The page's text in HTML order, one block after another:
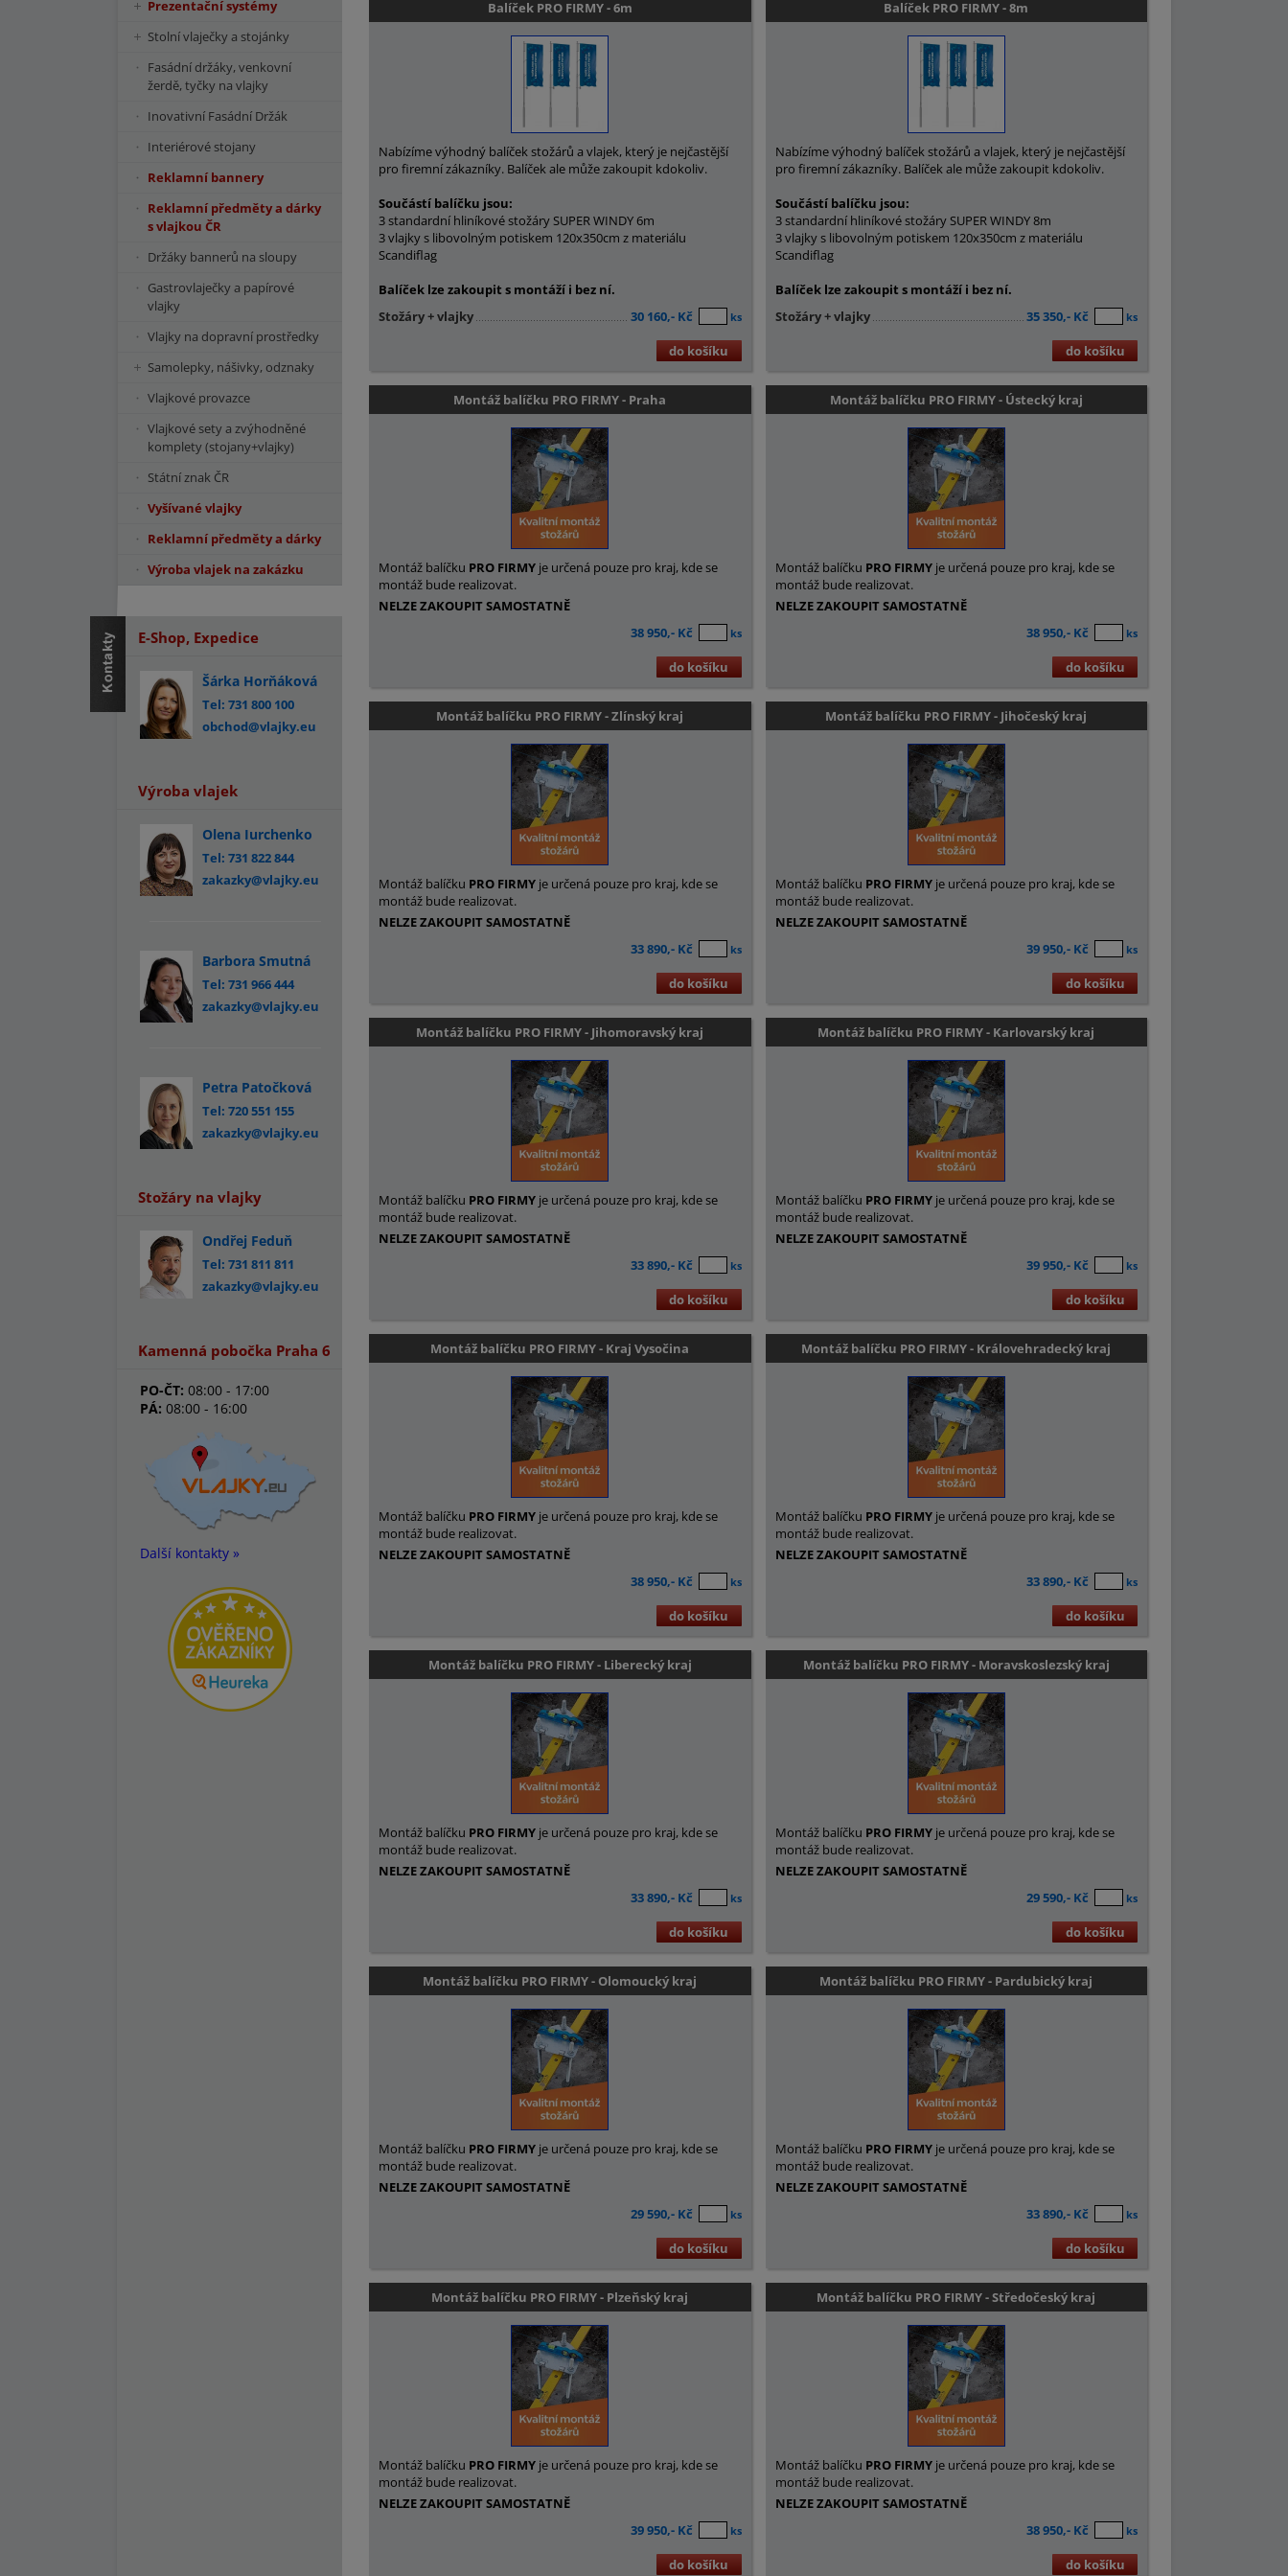
Balíček PRO FIRMY - 6m
Nabízíme výhodný balíček stožárů a vlajek, který je nejčastější
pro firemní zákazníky. Balíček ale může zakoupit kdokoliv.
Součástí balíčku jsou:
3 standardní hliníkové stožáry SUPER WINDY 6m
3 vlajky s libovolným potiskem 120x350cm z materiálu
Scandiflag
Balíček lze zakoupit s montáží i bez ní.
Stožáry + vlajky
30 160,- Kč ks
do košíku
Balíček PRO FIRMY - 8m
Nabízíme výhodný balíček stožárů a vlajek, který je nejčastější
pro firemní zákazníky. Balíček ale může zakoupit kdokoliv.
Součástí balíčku jsou:
3 standardní hliníkové stožáry SUPER WINDY 8m
3 vlajky s libovolným potiskem 120x350cm z materiálu
Scandiflag
Balíček lze zakoupit s montáží i bez ní.
Stožáry + vlajky
35 350,- Kč ks
do košíku
Montáž balíčku PRO FIRMY - Praha
Montáž balíčku PRO FIRMY je určená pouze pro kraj, kde se
montáž bude realizovat.
NELZE ZAKOUPIT SAMOSTATNĚ
38 950,- Kč
ks
do košíku
Montáž balíčku PRO FIRMY - Ústecký kraj
Montáž balíčku PRO FIRMYje určená pouze pro kraj, kde se
montáž bude realizovat.
NELZE ZAKOUPIT SAMOSTATNĚ
38 950,- Kč
ks
do košíku
Montáž balíčku PRO FIRMY - Zlínský kraj
Montáž balíčku PRO FIRMY je určená pouze pro kraj, kde se
montáž bude realizovat.
NELZE ZAKOUPIT SAMOSTATNĚ
33 890,- Kč
ks
do košíku
Montáž balíčku PRO FIRMY - Jihočeský kraj
Montáž balíčku PRO FIRMYje určená pouze pro kraj, kde se
montáž bude realizovat.
NELZE ZAKOUPIT SAMOSTATNĚ
39 950,- Kč
ks
do košíku
Montáž balíčku PRO FIRMY - Jihomoravský kraj
Montáž balíčku PRO FIRMY je určená pouze pro kraj, kde se
montáž bude realizovat.
NELZE ZAKOUPIT SAMOSTATNĚ
33 890,- Kč
ks
do košíku
Montáž balíčku PRO FIRMY - Karlovarský kraj
Montáž balíčku PRO FIRMYje určená pouze pro kraj, kde se
montáž bude realizovat.
NELZE ZAKOUPIT SAMOSTATNĚ
39 950,- Kč
ks
do košíku
Montáž balíčku PRO FIRMY - Kraj Vysočina
Montáž balíčku PRO FIRMY je určená pouze pro kraj, kde se
montáž bude realizovat.
NELZE ZAKOUPIT SAMOSTATNĚ
38 950,- Kč
ks
do košíku
Montáž balíčku PRO FIRMY - Královehradecký kraj
Montáž balíčku PRO FIRMYje určená pouze pro kraj, kde se
montáž bude realizovat.
NELZE ZAKOUPIT SAMOSTATNĚ
33 890,- Kč
ks
do košíku
Montáž balíčku PRO FIRMY - Liberecký kraj
Montáž balíčku PRO FIRMY je určená pouze pro kraj, kde se
montáž bude realizovat.
NELZE ZAKOUPIT SAMOSTATNĚ
33 890,- Kč
ks
do košíku
Montáž balíčku PRO FIRMY - Moravskoslezský kraj
Montáž balíčku PRO FIRMYje určená pouze pro kraj, kde se
montáž bude realizovat.
NELZE ZAKOUPIT SAMOSTATNĚ
29 590,- Kč
ks
do košíku
Montáž balíčku PRO FIRMY - Olomoucký kraj
Montáž balíčku PRO FIRMY je určená pouze pro kraj, kde se
montáž bude realizovat.
NELZE ZAKOUPIT SAMOSTATNĚ
29 590,- Kč
ks
do košíku
Montáž balíčku PRO FIRMY - Pardubický kraj
Montáž balíčku PRO FIRMYje určená pouze pro kraj, kde se
montáž bude realizovat.
NELZE ZAKOUPIT SAMOSTATNĚ
33 890,- Kč
ks
do košíku
Montáž balíčku PRO FIRMY - Plzeňský kraj
Montáž balíčku PRO FIRMY je určená pouze pro kraj, kde se
montáž bude realizovat.
NELZE ZAKOUPIT SAMOSTATNĚ
39 950,- Kč
ks
do košíku
Montáž balíčku PRO FIRMY - Středočeský kraj
Montáž balíčku PRO FIRMYje určená pouze pro kraj, kde se
montáž bude realizovat.
NELZE ZAKOUPIT SAMOSTATNĚ
38 950,- Kč
ks
do košíku
Prezentační systémy
Stolní vlaječky a stojánky
Fasádní držáky, venkovní
žerdě, tyčky na vlajky
Inovativní Fasádní Držák
Interiérové stojany
Reklamní bannery
Reklamní předměty a dárky
s vlajkou ČR
Držáky bannerů na sloupy
Gastrovlaječky a papírové
vlajky
Vlajky na dopravní prostředky
Samolepky, nášivky, odznaky
Vlajkové provazce
Vlajkové sety a zvýhodněné
komplety (stojany+vlajky)
Státní znak ČR
Vyšívané vlajky
Reklamní předměty a dárky
Výroba vlajek na zakázku
E-Shop, Expedice
Šárka Horňáková
Tel: 731 800 100
obchod@vlajky.eu
Výroba vlajek
Olena Iurchenko
Tel: 731 822 844
zakazky@vlajky.eu
Barbora Smutná
Tel: 731 966 444
zakazky@vlajky.eu
Petra Patočková
Tel: 720 551 155
zakazky@vlajky.eu
Stožáry na vlajky
Ondřej Feduň
Tel: 731 811 811
zakazky@vlajky.eu
Kamenná pobočka Praha 6
PO-ČT: 08:00 - 17:00
PÁ: 08:00 - 16:00
Další kontakty »